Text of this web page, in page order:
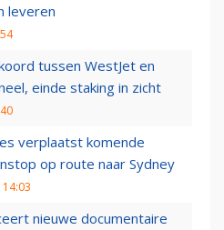
leveren
tussen WestJet en
einde staking in zicht
verplaatst komende
op route naar Sydney
nieuwe documentaire